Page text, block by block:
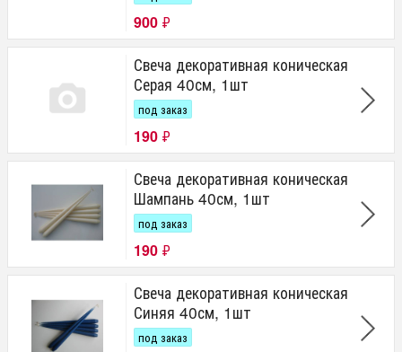
900 ₽
Свеча декоративная коническая
Серая 40см, 1шт
под заказ
190 ₽
Свеча декоративная коническая
Шампань 40см, 1шт
под заказ
190 ₽
Свеча декоративная коническая
Синяя 40см, 1шт
под заказ